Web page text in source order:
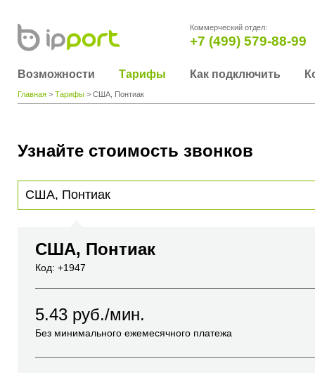
Коммерческий отдел:
+7 (499) 579-88-99
Возможности Тарифы Как подключить
Главная > Тарифы > США, Понтиак
Узнайте стоимость звонков
США, Понтиак
Код: +1947
5.43 руб./мин.
Без минимального ежемесячного платежа